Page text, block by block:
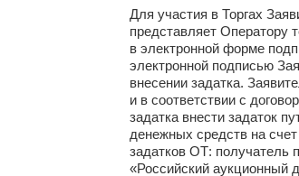
Для участия в Торгах
представляет Оператору
в электронной форме
электронной подписью
внесении задатка.
и в соответствии с
задатка внести задаток
денежных средств на
задатков ОТ: получатель
«Российский аукционный